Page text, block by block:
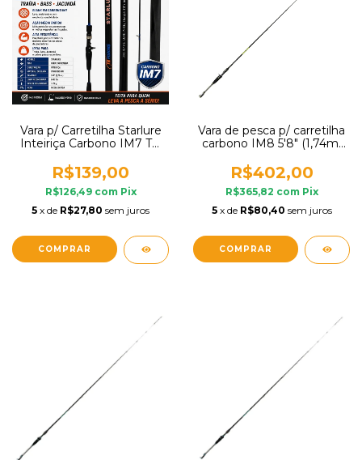
Vara p/ Carretilha Starlure
Inteiriça Carbono IM7 TR
Jacundá
R$139,00
R$126,49 com Pix
5 x de R$27,80 sem juros
COMPRAR
Vara de pesca p/ carretilha
carbono IM8 5'8" (1,74m)
R$402,00
R$365,82 com Pix
5 x de R$80,40 sem juros